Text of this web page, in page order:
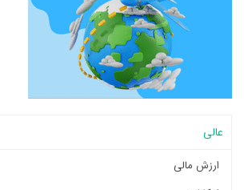
عالی
ارزش مالی